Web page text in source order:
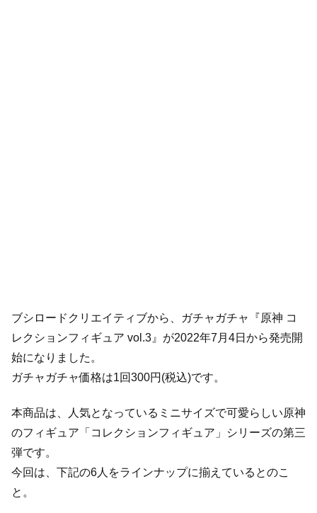
ブシロードクリエイティブから、ガチャガチャ『原神 コ
レクションフィギュア vol.3』が2022年7月4日から発売開
始になりました。
ガチャガチャ価格は1回300円(税込)です。
本商品は、人気となっているミニサイズで可愛らしい原神
のフィギュア「コレクションフィギュア」シリーズの第三
弾です。
今回は、下記の6人をラインナップに揃えているとのこ
と。